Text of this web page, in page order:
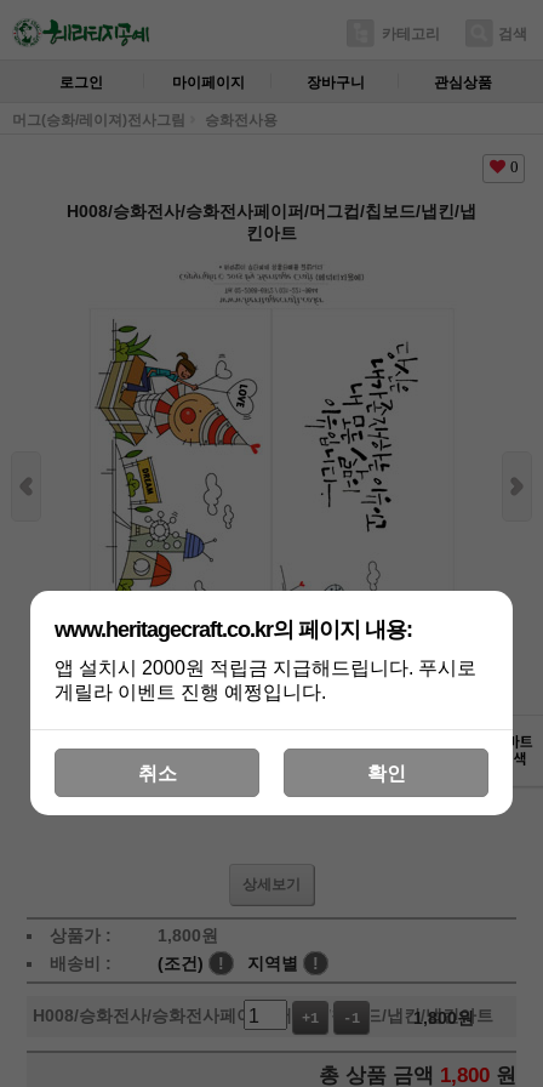
카테고리 검색
로그인 마이페이지 장바구니 관심상품
머그(승화/레이져)전사그림 승화전사용
0
H008/승화전사/승화전사페이퍼/머그컵/칩보드/냅킨/냅
킨아트
상세보기
상품가 : 1,800원
배송비 :
(조건) ! 지역별 !
H008/승화전사/승화전사페이퍼/머그컵/칩보드/냅킨/냅킨아트
+1 -1 1,800원
총 상품 금액 1,800 원
www.heritagecraft.co.kr의 페이지 내용:
앱 설치시 2000원 적립금 지급해드립니다. 푸시로
게릴라 이벤트 진행 예쩡입니다.
취소 확인